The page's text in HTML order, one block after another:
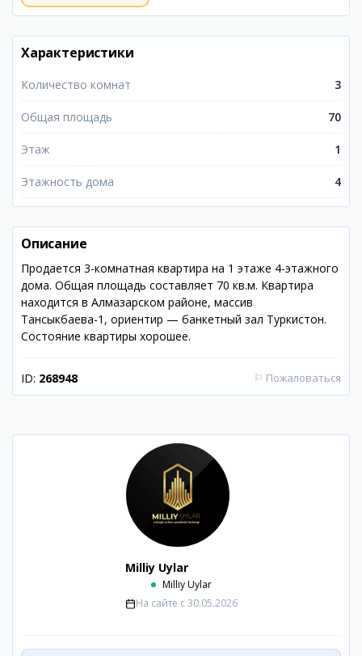
Характеристики
Количество комнат 3
Общая площадь 70
Этаж 1
Этажность дома 4
Описание
Продается 3-комнатная квартира на 1 этаже 4-этажного
дома. Общая площадь составляет 70 кв.м. Квартира
находится в Алмазарском районе, массив
Тансыкбаева-1, ориентир — банкетный зал Туркистон.
Состояние квартиры хорошее.
ID: 268948 ⚐ Пожаловаться
Milliy Uylar
Milliy Uylar
На сайте с 30.05.2026